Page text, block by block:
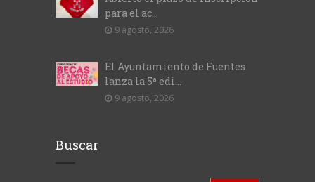
para el ac...
9 agosto, 2026
El Ayuntamiento de Fuentes
lanza la 5ª edi...
9 agosto, 2026
Buscar